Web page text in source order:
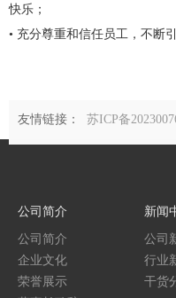
快乐；
• 充分尊重和信任员工，不断
友情链接： 苏ICP备
公司简介
公司简介
企业文化
荣誉展示
新闻
公司
行业
干货